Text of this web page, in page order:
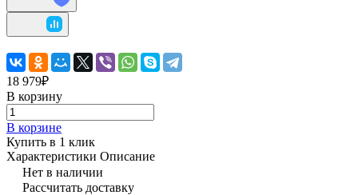
18 979₽
В корзину
В корзине
Купить в 1 клик
Характеристики Описание
Нет в наличии
Рассчитать доставку